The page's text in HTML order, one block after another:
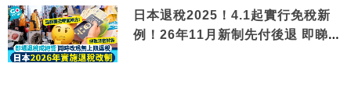
日本退稅2025！4.1起實行免稅新
例！26年11月新制先付後退 即睇步